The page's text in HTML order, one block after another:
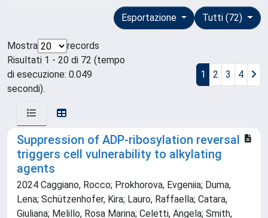
Tutti (72)
Esportazione
Mostra
records
Risultati 1 - 20 di 72 (tempo
di esecuzione: 0.049
secondi).
1 2 3 4
Suppression of ADP-ribosylation reversal
triggers cell vulnerability to alkylating
agents
2024 Caggiano, Rocco; Prokhorova, Evgeniia; Duma,
Lena; Schützenhofer, Kira; Lauro, Raffaella; Catara,
Giuliana; Melillo, Rosa Marina; Celetti, Angela; Smith,